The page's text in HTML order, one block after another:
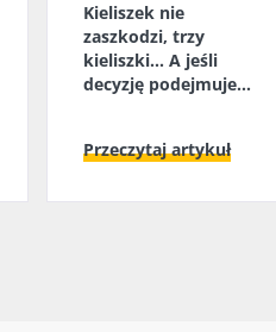
Kieliszek nie
zaszkodzi, trzy
kieliszki... A jeśli
decyzję podejmuje
Przeczytaj artykuł